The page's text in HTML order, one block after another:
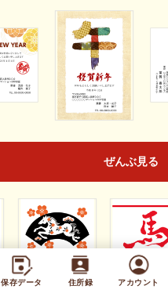
保存データ 住所録 アカウント
ぜんぶ見る